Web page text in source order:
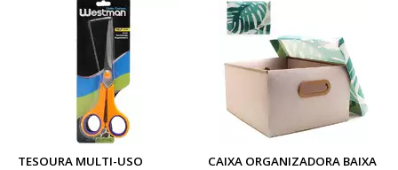
TESOURA MULTI-USO
CAIXA ORGANIZADORA BAIXA